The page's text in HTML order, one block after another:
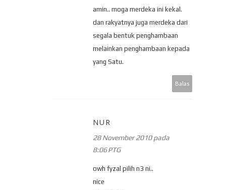
amin.. moga merdeka ini kekal.
dan rakyatnya juga merdeka dari
segala bentuk penghambaan
melainkan penghambaan kepada
yang Satu.
Balas
NUR
28 November 2010 pada
8:06 PTG
owh fyzal pilih n3 ni..
nice